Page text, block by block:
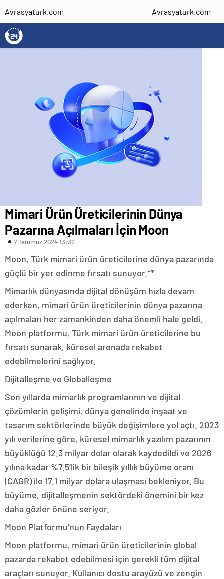
Avrasyaturk.com Avrasyaturk.com
Mimari Ürün Üreticilerinin Dünya
Pazarına Açılmaları İçin Moon
7 Temmuz 2024 13:32
Moon, Türk mimari ürün üreticilerine dünya pazarında
güçlü bir yer edinme fırsatı sunuyor.**
Mimarlık dünyasında dijital dönüşüm hızla devam
ederken, mimari ürün üreticilerinin dünya pazarına
açılmaları her zamankinden daha önemli hale geldi.
Moon platformu, Türk mimari ürün üreticilerine bu
fırsatı sunarak, küresel arenada rekabet
edebilmelerini sağlıyor.
Dijitalleşme ve Globalleşme
Son yıllarda mimarlık programlarının ve dijital
çözümlerin gelişimi, dünya genelinde inşaat ve
tasarım sektörlerinde büyük değişimlere yol açtı. 2023
yılı verilerine göre, küresel mimarlık yazılım pazarının
büyüklüğü 12.3 milyar dolar olarak kaydedildi ve 2026
yılına kadar %7.5’lik bir bileşik yıllık büyüme oranı
(CAGR) ile 17.1 milyar dolara ulaşması bekleniyor. Bu
büyüme, dijitalleşmenin sektördeki önemini bir kez
daha gözler önüne seriyor.
Moon Platformu’nun Faydaları
Moon platformu, mimari ürün üreticilerinin global
pazarda rekabet edebilmesi için gerekli tüm dijital
araçları sunuyor. Kullanıcı dostu arayüzü ve zengin